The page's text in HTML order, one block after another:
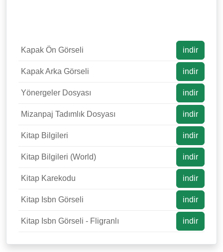
Kapak Ön Görseli indir
Kapak Arka Görseli indir
Yönergeler Dosyası indir
Mizanpaj Tadımlık Dosyası indir
Kitap Bilgileri indir
Kitap Bilgileri (World) indir
Kitap Karekodu indir
Kitap Isbn Görseli indir
Kitap Isbn Görseli - Fligranlı indir